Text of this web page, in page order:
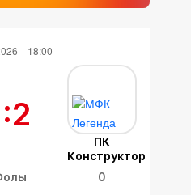
18:00
ПК
Конструктор
0